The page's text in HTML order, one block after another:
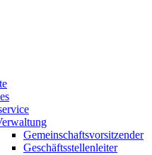
Gemeinschaftsvorsitzender
Geschäftsstellenleiter